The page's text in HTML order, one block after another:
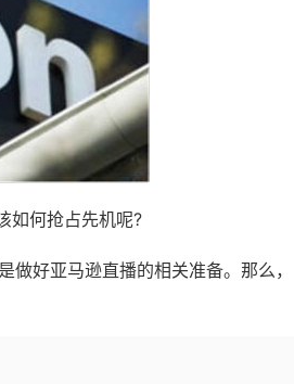
如何抢占先机呢?
好亚马逊直播的相关准备。那么，